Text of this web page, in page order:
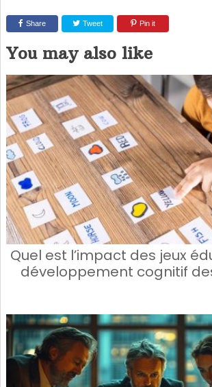
Share Tweet Pin it
You may also like
Quel est l’impact des jeux
développement cognitif